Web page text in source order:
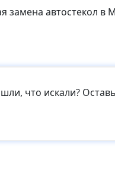
замена автостекол в
что искали?